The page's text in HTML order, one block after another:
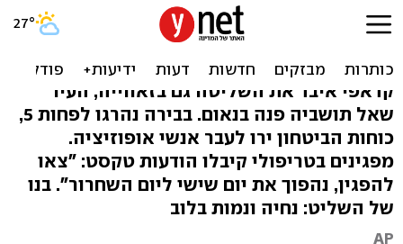
"יום השחרור בטריפולי": ירי
לעבר מפגינים בבירה
קדאפי איבד את השליטה גם בזאווייה, העיר
שאל תושביה פנה בנאום. בבירה נהרגו לפחות 5,
כוחות הביטחון ירו לעבר אנשי אופוזיציה.
מפגינים בטריפולי קיבלו הודעות טקסט: "צאו
להפגין, נהפוך את יום שישי ליום השחרור". בנו
של השליט: נחיה ונמות בלוב
AP